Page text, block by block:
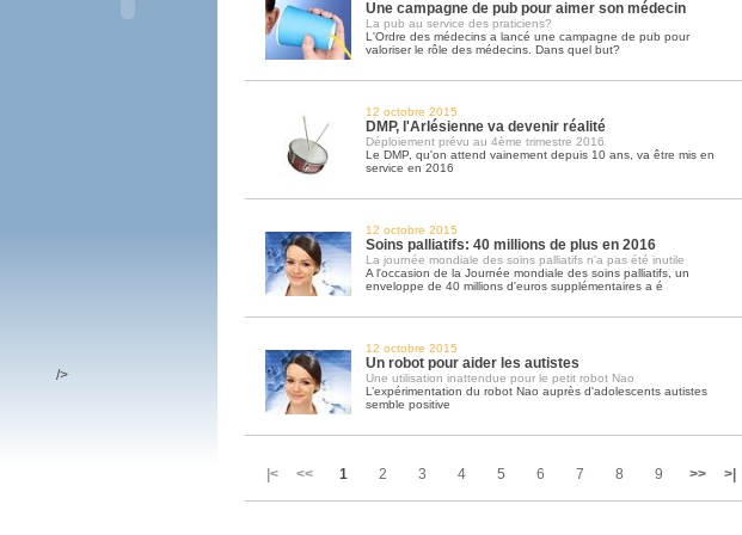
Une campagne de pub pour aimer son médecin
La pub au service des praticiens?
L'Ordre des médecins a lancé une campagne de pub pour
valoriser le rôle des médecins. Dans quel but?
12 octobre 2015
DMP, l'Arlésienne va devenir réalité
Déploiement prévu au 4ème trimestre 2016
Le DMP, qu'on attend vainement depuis 10 ans, va être mis en
service en 2016
12 octobre 2015
Soins palliatifs: 40 millions de plus en 2016
La journée mondiale des soins palliatifs n'a pas été inutile
A l'occasion de la Journée mondiale des soins palliatifs, un
enveloppe de 40 millions d'euros supplémentaires a é
12 octobre 2015
Un robot pour aider les autistes
Une utilisation inattendue pour le petit robot Nao
L’expérimentation du robot Nao auprès d'adolescents autistes
semble positive
|< << 1 2 3 4 5 6 7 8 9 >> >|
/>